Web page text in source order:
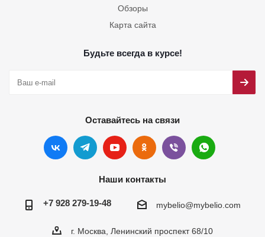
Обзоры
Карта сайта
Будьте всегда в курсе!
Оставайтесь на связи
Наши контакты
+7 928 279-19-48 mybelio@mybelio.com
г. Москва, Ленинский проспект 68/10